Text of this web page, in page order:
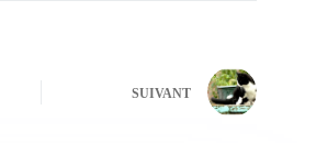
SUIVANT